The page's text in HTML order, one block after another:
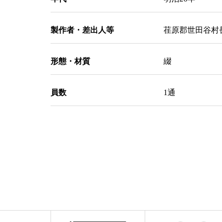
製作者・差出人等 荏原郡世田谷村
形態・材質 綴
員数 1通